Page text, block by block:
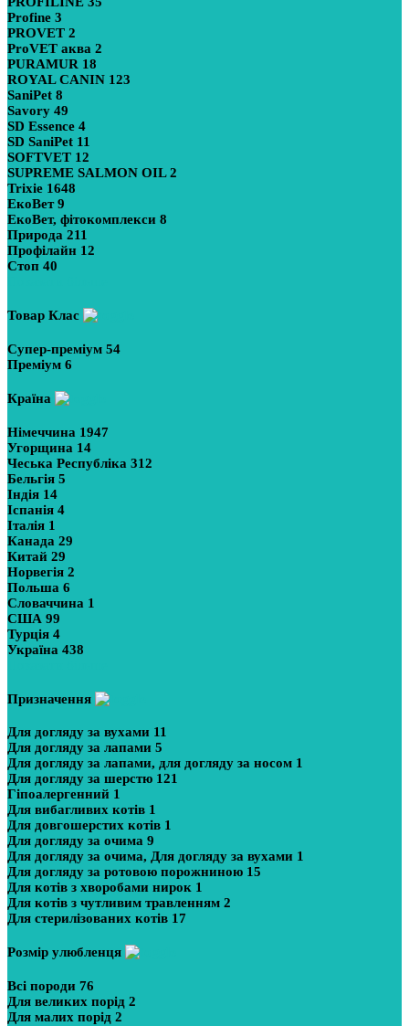
Profine 3
PROVET 2
ProVET аква 2
PURAMUR 18
ROYAL CANIN 123
SaniPet 8
Savory 49
SD Essence 4
SD SaniPet 11
SOFTVET 12
SUPREME SALMON OIL2
Trixie 1648
ЕкоВет9
ЕкоВет, фітокомплекси 8
Природа 211
Профілайн 12
Стоп 40
Товар Клас
Супер-преміум 54
Преміум 6
Країна
Німеччина 1947
Угорщина 14
Чеська Республіка 312
Бельгія 5
Індія 14
Іспанія 4
Італія 1
Канада 29
Китай 29
Норвегія 2
Польша 6
Словаччина 1
США 99
Турція 4
Україна 438
Призначення
Для догляду за вухами 11
Для догляду за лапами 5
Для догляду за лапами, для догляду за носом 1
Для догляду за шерстю 121
Гіпоалергенний 1
Для вибагливих котів 1
Для довгошерстих котів 1
Для догляду за очима 9
Для догляду за очима, Для догляду за вухами 1
Для догляду за ротовою порожниною 15
Для котів з хворобами нирок 1
Для котів з чутливим травленням 2
Для стерилізованих котів 17
Розмір улюбленця
Всі породи 76
Для великих порід 2
Для малих порід 2